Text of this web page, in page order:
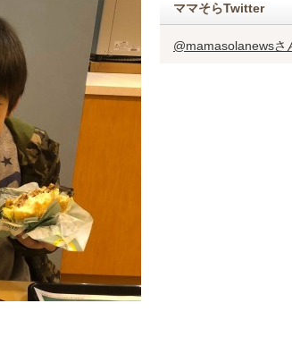
ママそらTwitter
@mamasolanewsさ